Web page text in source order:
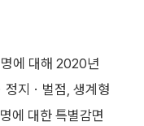
에 대해 2020년
지ㆍ벌점, 생계형
에 대한 특별감면